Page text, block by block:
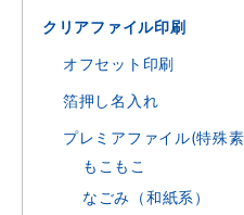
クリアファイル印刷
オフセット印刷
箔押し名入れ
プレミアファイル(特殊素
もこもこ
なごみ（和紙系）